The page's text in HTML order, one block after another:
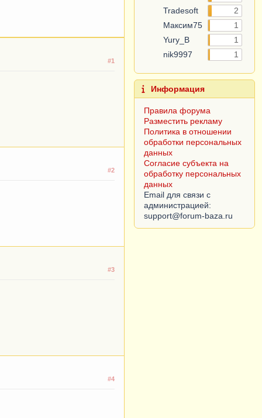
#1
#2
#3
#4
Tradesoft
2
Максим75
1
Yury_B
1
nik9997
1
Информация
Правила форума
Разместить рекламу
Политика в отношении
обработки персональных
данных
Согласие субъекта на
обработку персональных
данных
Email для связи с
администрацией: